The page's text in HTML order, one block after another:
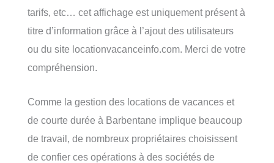
tarifs, etc… cet affichage est uniquement présent à
titre d’information grâce à l’ajout des utilisateurs
ou du site locationvacanceinfo.com. Merci de votre
compréhension.
Comme la gestion des locations de vacances et
de courte durée à Barbentane implique beaucoup
de travail, de nombreux propriétaires choisissent
de confier ces opérations à des sociétés de